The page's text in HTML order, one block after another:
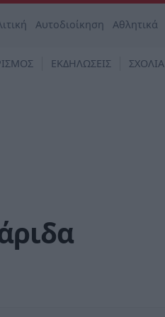
Αυτοδιοίκηση Αθλητικά
ΕΚΔΗΛΩΣΕΙΣ ΣΧΟΛΙΑ